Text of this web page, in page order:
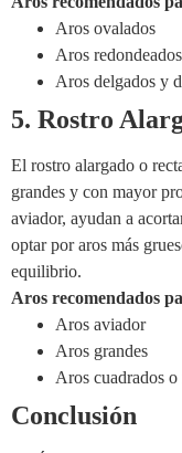
Aros ovalados
Aros redondeados
Aros delgados y
5. Rostro
El rostro alargado o
grandes y con mayor
aviador, ayudan a
optar por aros más
equilibrio.
Aros recomendados
Aros aviador
Aros grandes
Aros cuadrados o
Conclusión